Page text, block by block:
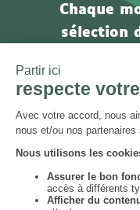
Chaque
sélection